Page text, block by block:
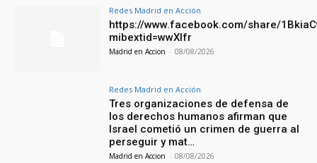
Redes Madrid en Acción
https://www.facebook.com/share/
mibextid=wwXIfr
Madrid en Accion - 08/08/2026
Redes Madrid en Acción
Tres organizaciones de defensa de
los derechos humanos afirman que
Israel cometió un crimen de guerra al
perseguir y mat…
Madrid en Accion - 08/08/2026